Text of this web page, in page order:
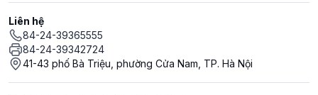
Liên hệ
84-24-39365555
84-24-39342724
41-43 phố Bà Triệu, phường Cửa Nam, TP. Hà Nội